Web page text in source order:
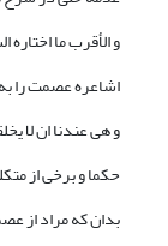
و الأقرب ما اختاره
اشاعره عصمت را
و هى عندنا ان لا
حکما و برخی از متکلمان،
بدان که مراد از